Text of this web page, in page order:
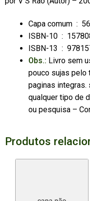
Capa comum ‏ : ‎
ISBN-10 ‏ : ‎
ISBN-13 ‏ : ‎
Obs.: Livro sem
pouco sujas pelo
paginas integras.
qualquer tipo de
ou pesquisa –
Produtos